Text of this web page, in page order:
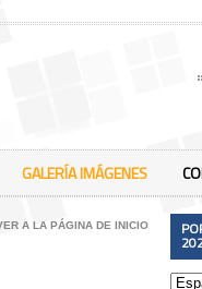
GALERÍA IMÁGENES
A LA PÁGINA DE INICIO